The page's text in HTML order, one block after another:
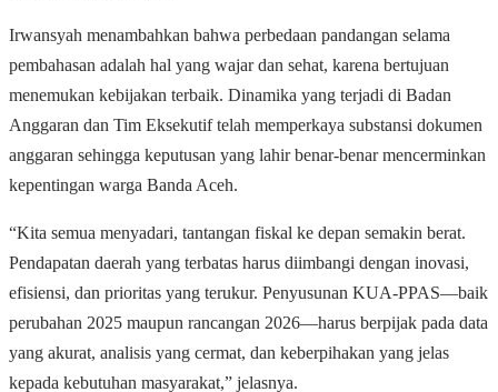
Irwansyah menambahkan bahwa perbedaan pandangan selama
pembahasan adalah hal yang wajar dan sehat, karena bertujuan
menemukan kebijakan terbaik. Dinamika yang terjadi di Badan
Anggaran dan Tim Eksekutif telah memperkaya substansi dokumen
anggaran sehingga keputusan yang lahir benar-benar mencerminkan
kepentingan warga Banda Aceh.
“Kita semua menyadari, tantangan fiskal ke depan semakin berat.
Pendapatan daerah yang terbatas harus diimbangi dengan inovasi,
efisiensi, dan prioritas yang terukur. Penyusunan KUA-PPAS—baik
perubahan 2025 maupun rancangan 2026—harus berpijak pada data
yang akurat, analisis yang cermat, dan keberpihakan yang jelas
kepada kebutuhan masyarakat,” jelasnya.